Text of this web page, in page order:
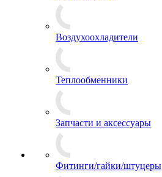
Воздухоохладители
Теплообменники
Запчасти и аксессуары
Фитинги/гайки/штуцеры